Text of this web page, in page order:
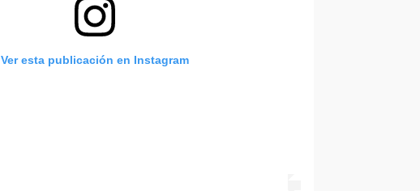
Ver esta publicación en Instagram